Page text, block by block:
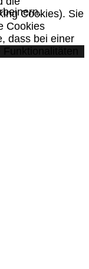
Cookies). Sie
Cookies
dass bei einer